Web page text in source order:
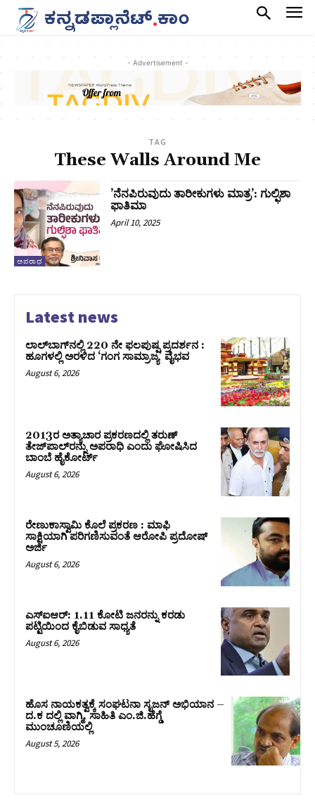
- Advertisement -
TAG
These Walls Around Me
ಅಪರಾಧ
ʼನೆನಪಿರುವುದು ತಾರೀಕುಗಳು ಮಾತ್ರʼ: ಗುಲ್ಫಿಶಾ
ಫಾತಿಮಾ
April 10, 2025
Latest news
ಲಾಲ್‍ಬಾಗ್‍ನಲ್ಲಿ 220 ನೇ ಫಲಪುಷ್ಪ ಪ್ರದರ್ಶನ :
ಹೂಗಳಲ್ಲಿ ಅರಳಿದ ‘ಗಂಗ ಸಾಮ್ರಾಜ್ಯ’ ವೈಭವ
August 6, 2026
2013ರ ಅತ್ಯಾಚಾರ ಪ್ರಕರಣದಲ್ಲಿ ತರುಣ್
ತೇಜ್‌ಪಾಲ್‌ರನ್ನು ಅಪರಾಧಿ ಎಂದು ಘೋಷಿಸಿದ
ಬಾಂಬೆ ಹೈಕೋರ್ಟ್
August 6, 2026
ರೇಣುಕಾಸ್ವಾಮಿ ಕೊಲೆ ಪ್ರಕರಣ : ಮಾಫಿ
ಸಾಕ್ಷಿಯಾಗಿ ಪರಿಗಣಿಸುವಂತೆ ಆರೋಪಿ ಪ್ರದೋಷ್‌
ಅರ್ಜಿ
August 6, 2026
ಎಸ್‌ಐಆರ್‌: 1.11 ಕೋಟಿ ಜನರನ್ನು ಕರಡು
ಪಟ್ಟಿಯಿಂದ ಕೈಬಿಡುವ ಸಾಧ್ಯತೆ
August 6, 2026
ಹೊಸ ನಾಯಕತ್ವಕ್ಕೆ ಸಂಘಟನಾ ಸೃಜನ್ ಅಭಿಯಾನ –
ದ.ಕ ದಲ್ಲಿ ವಾಗ್ಮಿ, ಸಾಹಿತಿ ಎಂ.ಜಿ.ಹೆಗ್ಡೆ
ಮುಂಚೂಣಿಯಲ್ಲಿ
August 5, 2026